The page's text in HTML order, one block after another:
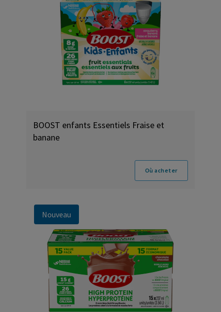
BOOST enfants Essentiels Fraise et
banane
Où acheter
Nouveau